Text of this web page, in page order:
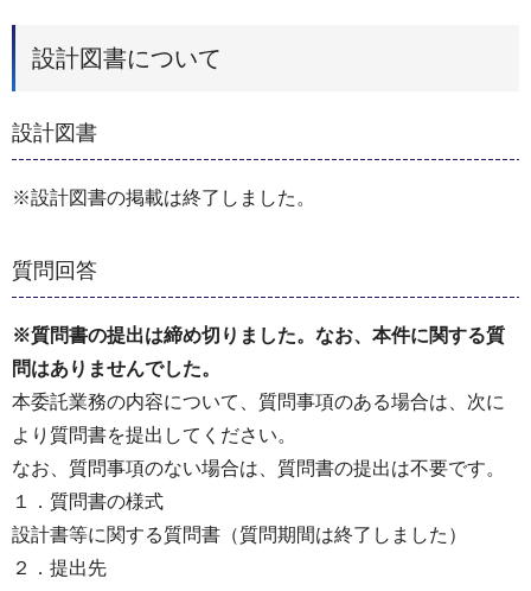
設計図書について
設計図書
※設計図書の掲載は終了しました。
質問回答
※質問書の提出は締め切りました。なお、本件に関する質
問はありませんでした。
本委託業務の内容について、質問事項のある場合は、次に
より質問書を提出してください。
なお、質問事項のない場合は、質問書の提出は不要です。
１．質問書の様式
設計書等に関する質問書（質問期間は終了しました）
２．提出先